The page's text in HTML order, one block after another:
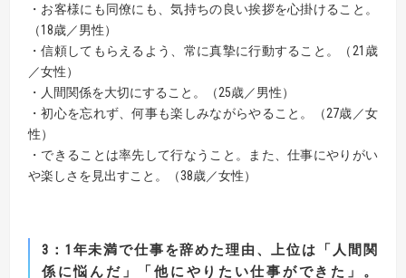
・お客様にも同僚にも、気持ちの良い挨拶を心掛けること。
（18歳／男性）
・信頼してもらえるよう、常に真摯に行動すること。（21歳
／女性）
・人間関係を大切にすること。（25歳／男性）
・初心を忘れず、何事も楽しみながらやること。（27歳／女
性）
・できることは率先して行なうこと。また、仕事にやりがい
や楽しさを見出すこと。（38歳／女性）
3 ： 1 年未満で仕事を辞めた理由、上位は「人間関
係に悩んだ」「他にやりたい仕事ができた」。